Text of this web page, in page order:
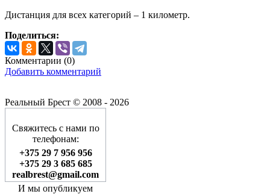
Дистанция для всех категорий – 1 километр.
Поделиться:
Комментарии (0)
Добавить комментарий
Реальный Брест © 2008 - 2026
Свяжитесь с нами по
телефонам:
+375 29 7 956 956
+375 29 3 685 685
realbrest@gmail.com
И мы опубликуем